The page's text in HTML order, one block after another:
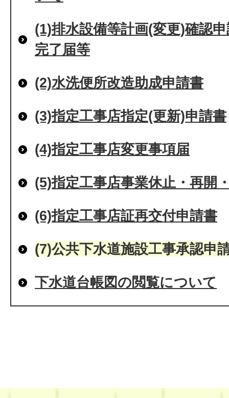
(1)排水設備等計画(変更)確認
完了届等
(2)水洗便所改造助成申請書
(3)指定工事店指定(更新)申請書
(4)指定工事店変更事項届
(5)指定工事店事業休止・再開
(6)指定工事店証再交付申請書
(7)公共下水道施設工事承認申
下水道台帳図の閲覧について